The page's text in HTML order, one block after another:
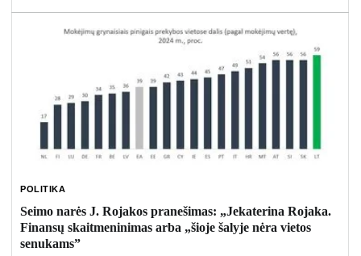
POLITIKA
Seimo narės J. Rojakos pranešimas: „Jekaterina Rojaka.
Finansų skaitmeninimas arba „šioje šalyje nėra vietos
senukams”